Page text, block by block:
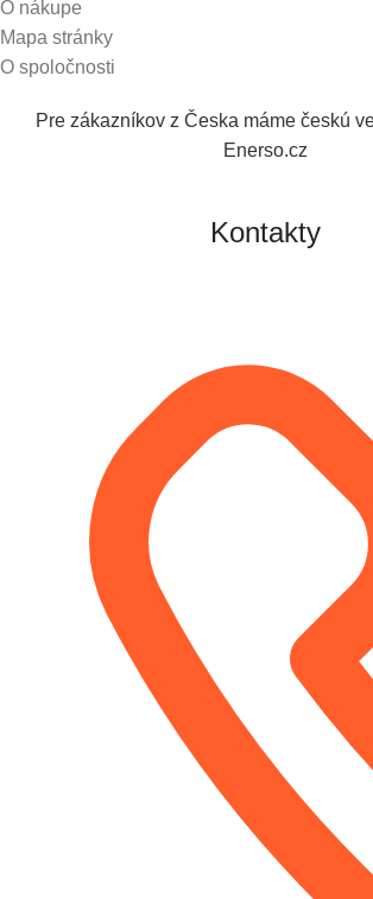
O nákupe
Mapa stránky
O spoločnosti
Pre zákazníkov z Česka máme českú
Enerso.cz
Kontakty